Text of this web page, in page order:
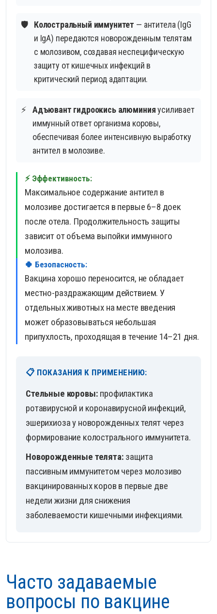
🛡️ Колостральный иммунитет — антитела (IgG
и IgA) передаются новорожденным телятам
с молозивом, создавая неспецифическую
защиту от кишечных инфекций в
критический период адаптации.
⚡ Адъювант гидроокись алюминияусиливает
иммунный ответ организма коровы,
обеспечивая более интенсивную выработку
антител в молозиве.
⚡ Эффективность:
Максимальное содержание антител в
молозиве достигается в первые 6–8 доек
после отела. Продолжительность защиты
зависит от объема выпойки иммунного
молозива.
🍀 Безопасность:
Вакцина хорошо переносится, не обладает
местно-раздражающим действием. У
отдельных животных на месте введения
может образовываться небольшая
припухлость, проходящая в течение 14–21 дня.
📋 ПОКАЗАНИЯ К ПРИМЕНЕНИЮ:
Стельные коровы: профилактика
ротавирусной и коронавирусной инфекций,
эшерихиоза у новорожденных телят через
формирование колострального иммунитета.
Новорожденные телята: защита
пассивным иммунитетом через молозиво
вакцинированных коров в первые две
недели жизни для снижения
заболеваемости кишечными инфекциями.
Часто задаваемые
вопросы по вакцине